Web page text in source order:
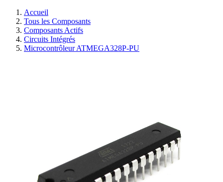
Accueil
Tous les Composants
Composants Actifs
Circuits Intégrés
Microcontrôleur ATMEGA328P-PU